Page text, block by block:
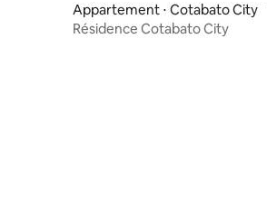
Appartement ⋅ Cotabato City
Résidence Cotabato City